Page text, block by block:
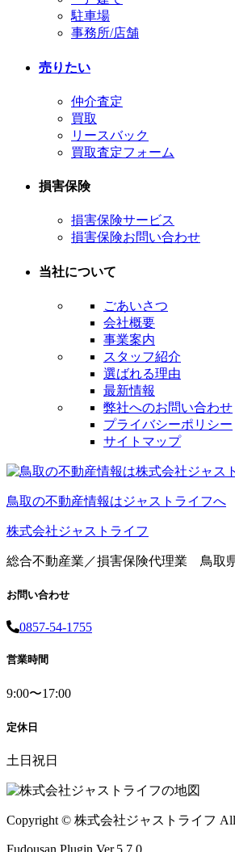
駐車場
事務所/店舗
売りたい
仲介査定
買取
リースバック
買取査定フォーム
損害保険
損害保険サービス
損害保険お問い合わせ
当社について
ごあいさつ
会社概要
事業案内
スタッフ紹介
選ばれる理由
最新情報
弊社へのお問い合わせ
プライバシーポリシー
サイトマップ
鳥取の不動産情報はジャストライフへ
株式会社ジャストライフ
総合不動産業／損害保険代理業 鳥取
お問い合わせ
0857-54-1755
営業時間
9:00〜17:00
定休日
土日祝日
Copyright © 株式会社ジャストライフ All
Fudousan Plugin Ver.5.7.0